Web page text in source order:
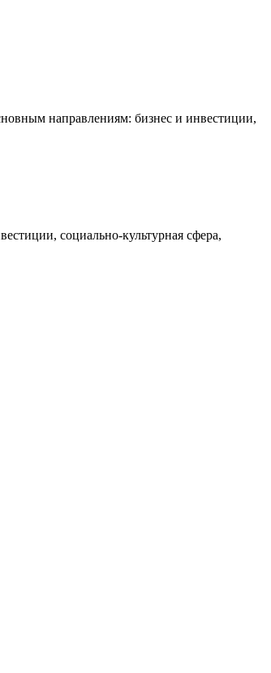
направлениям: бизнес и инвестиции,
социально-культурная сфера,